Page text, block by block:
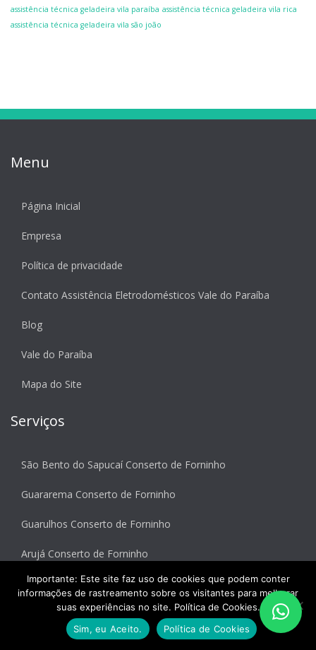
assistência técnica geladeira vila paraíba assistência técnica geladeira vila rica
assistência técnica geladeira vila são joão
Menu
Página Inicial
Empresa
Política de privacidade
Contato Assistência Eletrodomésticos Vale do Paraíba
Blog
Vale do Paraíba
Mapa do Site
Serviços
São Bento do Sapucaí Conserto de Forninho
Guararema Conserto de Forninho
Guarulhos Conserto de Forninho
Arujá Conserto de Forninho
Santa Isabel Conserto de Forninho
Ilha Bela Conserto de Forninho
Importante: Este site faz uso de cookies que podem conter
informações de rastreamento sobre os visitantes para melhorar
suas experiências no site. Política de Cookies.
Sim, eu Aceito.
Política de Cookies